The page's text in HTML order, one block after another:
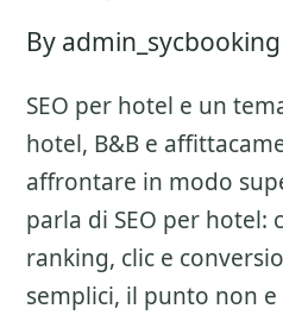
By
SEO per hotel e un
hotel, B&B e
affrontare in modo
parla di SEO per hotel:
ranking, clic e
semplici, il punto non